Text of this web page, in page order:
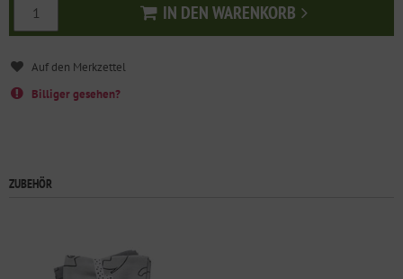
IN DEN WARENKORB
In den Warenkorb
Billiger gesehen?
ZUBEHÖR